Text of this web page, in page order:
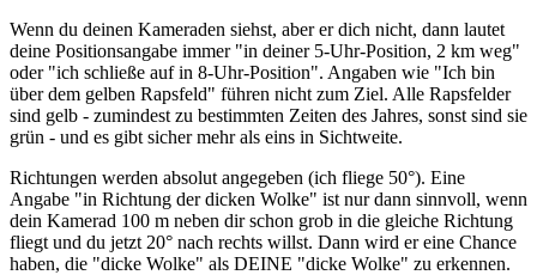
Wenn du deinen Kameraden siehst, aber er dich nicht, dann lautet
deine Positionsangabe immer "in deiner 5-Uhr-Position, 2 km weg"
oder "ich schließe auf in 8-Uhr-Position". Angaben wie "Ich bin
über dem gelben Rapsfeld" führen nicht zum Ziel. Alle Rapsfelder
sind gelb - zumindest zu bestimmten Zeiten des Jahres, sonst sind sie
grün - und es gibt sicher mehr als eins in Sichtweite.
Richtungen werden absolut angegeben (ich fliege 50°). Eine
Angabe "in Richtung der dicken Wolke" ist nur dann sinnvoll, wenn
dein Kamerad 100 m neben dir schon grob in die gleiche Richtung
fliegt und du jetzt 20° nach rechts willst. Dann wird er eine Chance
haben, die "dicke Wolke" als DEINE "dicke Wolke" zu erkennen.